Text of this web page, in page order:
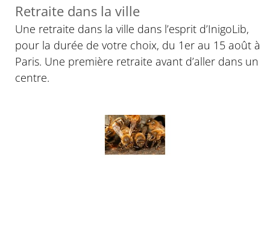
Retraite dans la ville
Une retraite dans la ville dans l’esprit d’InigoLib,
pour la durée de votre choix, du 1er au 15 août à
Paris. Une première retraite avant d’aller dans un
centre.